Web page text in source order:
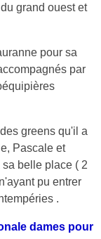
grand ouest et
pour sa
par
greens qu'il a
Pascale et
belle place ( 2
pu entrer
.
dames pour